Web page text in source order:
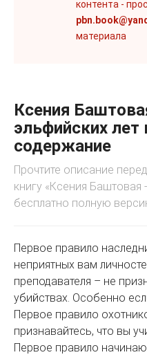
контента -
материала
Ксения
эльфийских лет
содержание
Прочтите описание
книгу «Ксения Баштовая
бесплатно полную
Первое правило
неприятных вам
преподавателя – не
убийствах. Особенно
Первое правило
признавайтесь, что вы
Первое правило